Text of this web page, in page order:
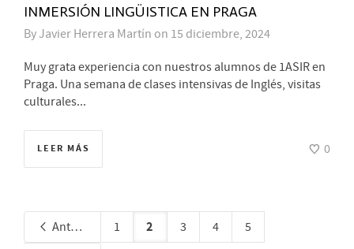
INMERSIÓN LINGÜISTICA EN PRAGA
ByJavier Herrera Martín on 15 diciembre, 2024
Muy grata experiencia con nuestros alumnos de 1ASIR en
Praga. Una semana de clases intensivas de Inglés, visitas
culturales...
LEER MÁS 0
Anterior 1 2 3 4
5